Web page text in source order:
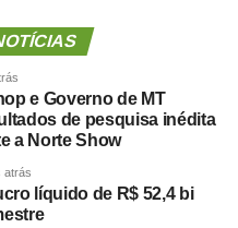
do Estado, mas retirou
a aliança entre o
reúne ainda a
disputarão as vagas ao
e MDB recebeu aval da
e Governo de MT
de pesquisa inédita
a Norte Show
atrás
líquido de R$ 52,4 bi